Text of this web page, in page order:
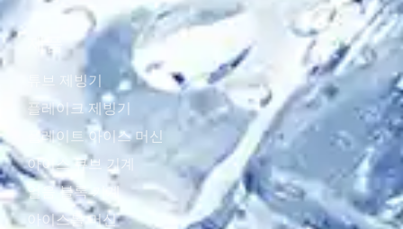
제품
튜브 제빙기
플레이크 제빙기
플레이트 아이스 머신
아이스 큐브 기계
얼음 블록 기계
아이스볼 머신